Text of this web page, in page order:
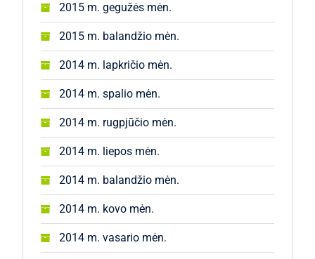
2015 m. gegužės mėn.
2015 m. balandžio mėn.
2014 m. lapkričio mėn.
2014 m. spalio mėn.
2014 m. rugpjūčio mėn.
2014 m. liepos mėn.
2014 m. balandžio mėn.
2014 m. kovo mėn.
2014 m. vasario mėn.